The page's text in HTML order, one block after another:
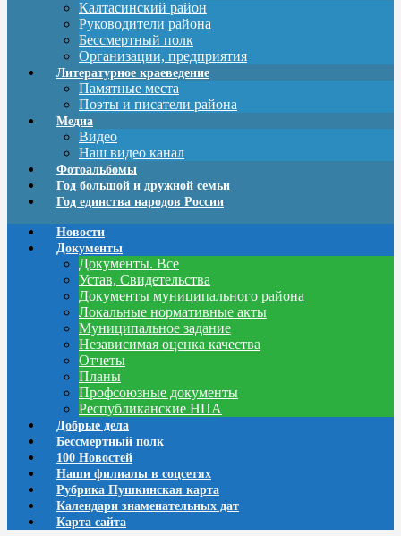
Калтасинский район
Руководители района
Бессмертный полк
Организации, предприятия
Литературное краеведение
Памятные места
Поэты и писатели района
Медиа
Видео
Наш видео канал
Фотоальбомы
Год большой и дружной семьи
Год единства народов России
Новости
Документы
Документы. Все
Устав, Свидетельства
Документы муниципального района
Локальные нормативные акты
Муниципальное задание
Независимая оценка качества
Отчеты
Планы
Профсоюзные документы
Республиканские НПА
Добрые дела
Бессмертный полк
100 Новостей
Наши филиалы в соцсетях
Рубрика Пушкинская карта
Календари знаменательных дат
Карта сайта